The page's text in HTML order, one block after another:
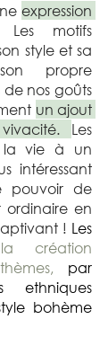
expression
Les motifs
style et sa
propre
de nos goûts
un ajout
Les
la vie à un
intéressant
pouvoir de
ordinaire en
! Les
la création
par
ethniques
bohème